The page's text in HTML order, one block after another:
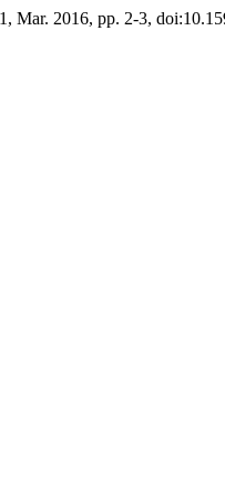
Mar. 2016, pp. 2-3,